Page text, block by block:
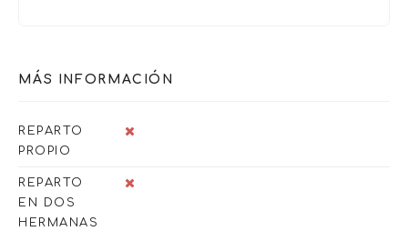
MÁS INFORMACIÓN
REPARTO
PROPIO
REPARTO
EN DOS
HERMANAS